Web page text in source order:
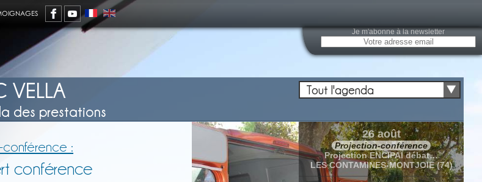
VELLA
des prestations
Tout l'agenda
:
conférence
26 août
Projection-conférence
Projection ENCIPAÏ débat…
LES CONTAMINES-MONTJOIE (74)
Je m'abonne à la newsletter